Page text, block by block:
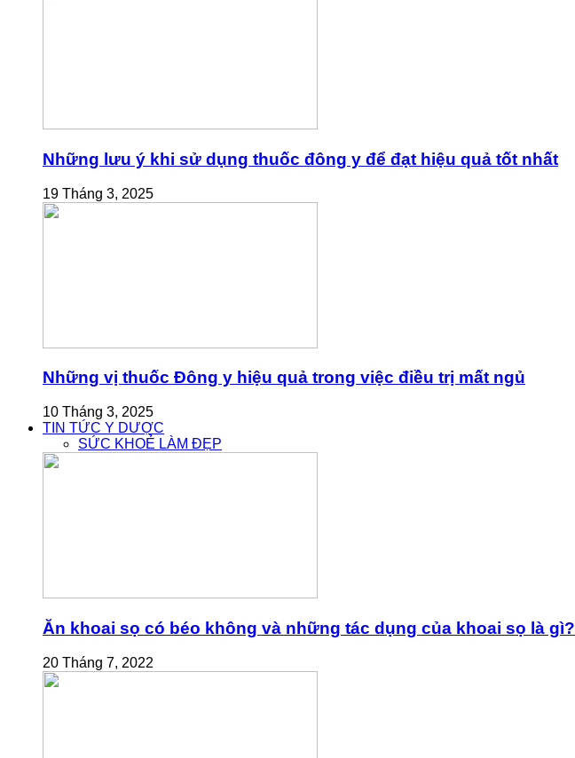
Những lưu ý khi sử dụng thuốc đông y để đạt hiệu quả tốt nhất
19 Tháng 3, 2025
Những vị thuốc Đông y hiệu quả trong việc điều trị mất ngủ
10 Tháng 3, 2025
TIN TỨC Y DƯỢC
SỨC KHOẺ LÀM ĐẸP
Ăn khoai sọ có béo không và những tác dụng của khoai sọ là gì?
20 Tháng 7, 2022